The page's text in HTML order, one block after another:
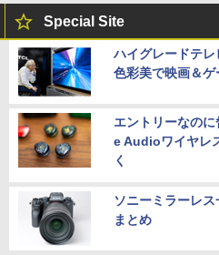
Special Site
ハイグレードテ
色彩美で映画＆
エントリーなの
e Audioワイヤレ
く
ソニーミラーレ
まとめ